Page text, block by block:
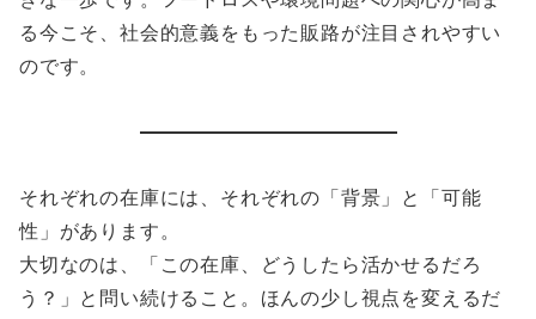
る今こそ、社会的意義をもった販路が注目されやすい
のです。
それぞれの在庫には、それぞれの「背景」と「可能
性」があります。
大切なのは、「この在庫、どうしたら活かせるだろ
う？」と問い続けること。ほんの少し視点を変えるだ